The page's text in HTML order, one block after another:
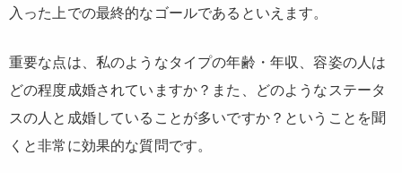
入った上での最終的なゴールであるといえます。
重要な点は、私のようなタイプの年齢・年収、容姿の人は
どの程度成婚されていますか？また、どのようなステータ
スの人と成婚していることが多いですか？ということを聞
くと非常に効果的な質問です。